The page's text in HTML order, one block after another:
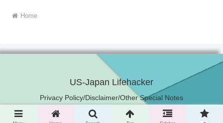
Home
US-Japan Lifehacker
Privacy Policy/Disclaimer/Other Special Notes
© 2021 US-Japan Lifehacker.